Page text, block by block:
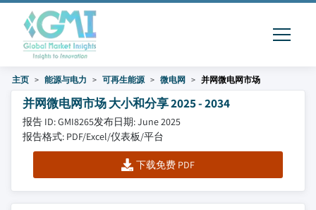
主页 能源与电力 可再生能源 微电网 并网微电网市场
并网微电网市场 大小和分享 2025 - 2034
报告 ID: GMI8265发布日期: June 2025
报告格式: PDF/Excel/仪表板/平台
下载免费 PDF